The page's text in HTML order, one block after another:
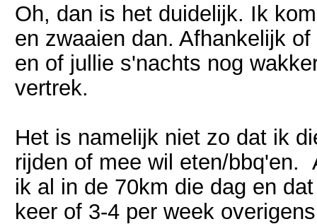
Oh, dan is het duidelijk. Ik
en zwaaien dan. Afhankelijk
en of jullie s'nachts nog
vertrek.
Het is namelijk niet zo dat ik
rijden of mee wil eten/bbq'en.
ik al in de 70km die dag en
keer of 3-4 per week